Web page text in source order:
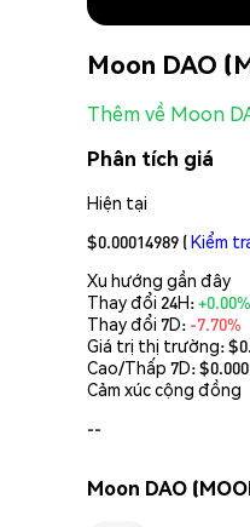
Moon DAO
Thêm về Moon
Phân tích giá
Hiện tại
$0.00014989 (Kiểm
Xu hướng gần đây
Thay đổi 24H:+0.00%
Thay đổi 7D: -7.70%
Giá trị thị trường:
Cao/Thấp 7D: $
Cảm xúc cộng đồng
--
Moon DAO